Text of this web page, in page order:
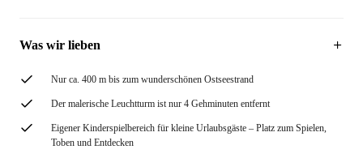
Was wir lieben
Nur ca. 400 m bis zum wunderschönen Ostseestrand
Der malerische Leuchtturm ist nur 4 Gehminuten entfernt
Eigener Kinderspielbereich für kleine Urlaubsgäste – Platz zum Spielen,
Toben und Entdecken